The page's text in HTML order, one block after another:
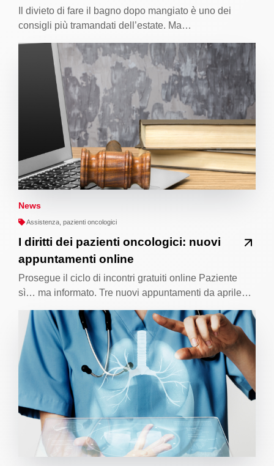
Il divieto di fare il bagno dopo mangiato è uno dei
consigli più tramandati dell’estate. Ma…
News
Assistenza, pazienti oncologici
I diritti dei pazienti oncologici: nuovi
appuntamenti online
Prosegue il ciclo di incontri gratuiti online Paziente
sì… ma informato. Tre nuovi appuntamenti da aprile…